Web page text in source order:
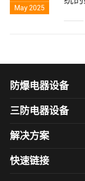
May 2025
防爆电器设备
三防电器设备
解决方案
快速链接